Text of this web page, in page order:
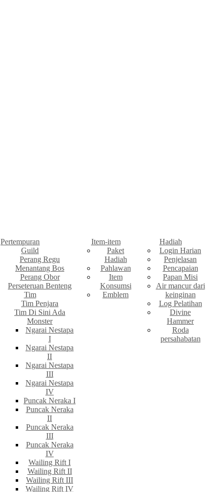
Pertempuran
Guild
Perang Regu
Menantang Bos
Perang Obor
Perseteruan Benteng
Tim
Tim Penjara
Tim Di Sini Ada
Monster
Ngarai Nestapa
I
Ngarai Nestapa
II
Ngarai Nestapa
III
Ngarai Nestapa
IV
Puncak Neraka I
Puncak Neraka
II
Puncak Neraka
III
Puncak Neraka
IV
Wailing Rift I
Wailing Rift II
Wailing Rift III
Wailing Rift IV
Item-item
Paket
Hadiah
Pahlawan
Item
Konsumsi
Emblem
Hadiah
Login Harian
Penjelasan
Pencapaian
Papan Misi
Air mancur dari
keinginan
Log Pelatihan
Divine
Hammer
Roda
persahabatan